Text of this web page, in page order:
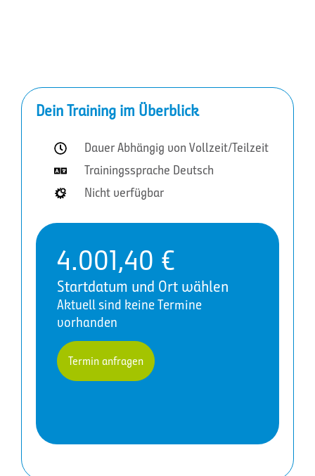
Dein Training im Überblick
Dauer Abhängig von Vollzeit/Teilzeit
Trainingssprache Deutsch
Nicht verfügbar
4.001,40 €
Startdatum und Ort wählen
Aktuell sind keine Termine
vorhanden
Termin anfragen